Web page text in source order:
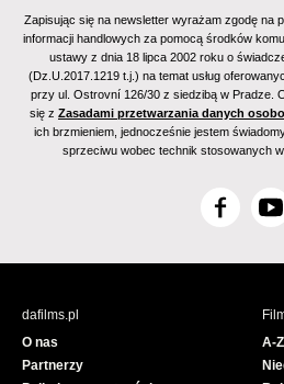
Zapisując się na newsletter wyrażam zgodę na
informacji handlowych za pomocą środków
ustawy z dnia 18 lipca 2002 roku o
(Dz.U.2017.1219 t.j.) na temat usług
przy ul. Ostrovní 126/30 z siedzibą w Pradze.
się z Zasadami przetwarzania danych
ich brzmieniem, jednocześnie jestem
sprzeciwu wobec technik stosowanych
F
c
Y
u
e
dafilms.pl
O nas
Partnerzy
A-Z